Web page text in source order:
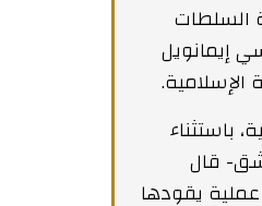
السلطات
إيمانويل
باستثناء
قال
يقودها